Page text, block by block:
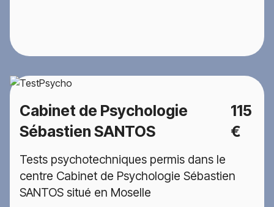
Cabinet de Psychologie
Sébastien SANTOS
115
€
Tests psychotechniques permis dans le
centre Cabinet de Psychologie Sébastien
SANTOS situé en Moselle